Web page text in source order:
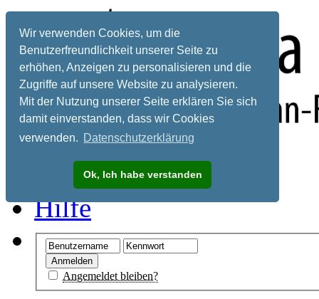
Wir verwenden Cookies, um die
Benutzerfreundlichkeit unserer Seite zu
erhöhen, Anzeigen zu personalisieren und die
Zugriffe auf unsere Website zu analysieren.
Mit der Nutzung unserer Seite erklären Sie sich
damit einverstanden, dass wir Cookies
verwenden. Datenschutzerklärung
Ok, Ich habe verstanden
Registrieren
Hilfe
Angemeldet bleiben?